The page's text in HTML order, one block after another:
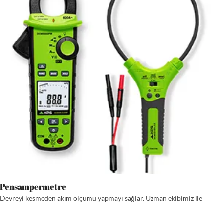
Pensampermetre
Devreyi kesmeden akım ölçümü yapmayı sağlar. Uzman ekibimiz ile